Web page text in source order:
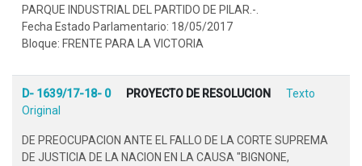
PARQUE INDUSTRIAL DEL PARTIDO DE PILAR.-.
Fecha Estado Parlamentario: 18/05/2017
Bloque: FRENTE PARA LA VICTORIA
D- 1639/17-18- 0 PROYECTO DE RESOLUCION
Texto
Original
DE PREOCUPACION ANTE EL FALLO DE LA CORTE SUPREMA
DE JUSTICIA DE LA NACION EN LA CAUSA "BIGNONE,